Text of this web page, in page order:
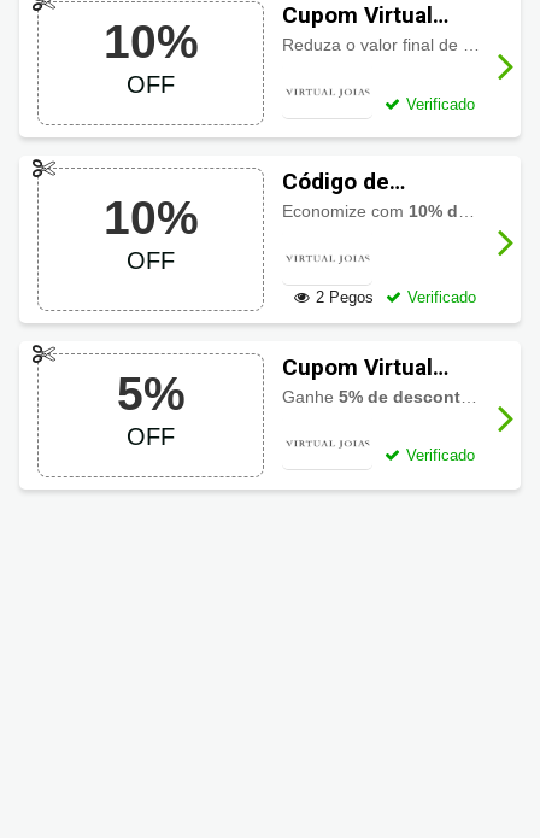
10%
OFF
Cupom Virtual
Joias
de Desconto
Reduza o valor final de sua compra com
Verificado
10%
OFF
Código de
desconto Virtual
Economize com 10% de desconto
2 Pegos Verificado
5%
OFF
Cupom Virtual
Joias: Aliança de
Ganhe 5% de desconto
Verificado